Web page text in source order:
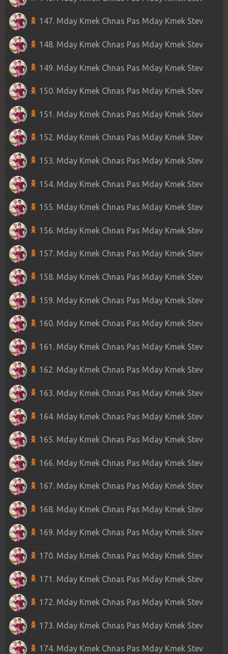
147. Mday Kmek Chnas Pas Mday Kmek Stev
148. Mday Kmek Chnas Pas Mday Kmek Stev
149. Mday Kmek Chnas Pas Mday Kmek Stev
150. Mday Kmek Chnas Pas Mday Kmek Stev
151. Mday Kmek Chnas Pas Mday Kmek Stev
152. Mday Kmek Chnas Pas Mday Kmek Stev
153. Mday Kmek Chnas Pas Mday Kmek Stev
154. Mday Kmek Chnas Pas Mday Kmek Stev
155. Mday Kmek Chnas Pas Mday Kmek Stev
156. Mday Kmek Chnas Pas Mday Kmek Stev
157. Mday Kmek Chnas Pas Mday Kmek Stev
158. Mday Kmek Chnas Pas Mday Kmek Stev
159. Mday Kmek Chnas Pas Mday Kmek Stev
160. Mday Kmek Chnas Pas Mday Kmek Stev
161. Mday Kmek Chnas Pas Mday Kmek Stev
162. Mday Kmek Chnas Pas Mday Kmek Stev
163. Mday Kmek Chnas Pas Mday Kmek Stev
164. Mday Kmek Chnas Pas Mday Kmek Stev
165. Mday Kmek Chnas Pas Mday Kmek Stev
166. Mday Kmek Chnas Pas Mday Kmek Stev
167. Mday Kmek Chnas Pas Mday Kmek Stev
168. Mday Kmek Chnas Pas Mday Kmek Stev
169. Mday Kmek Chnas Pas Mday Kmek Stev
170. Mday Kmek Chnas Pas Mday Kmek Stev
171. Mday Kmek Chnas Pas Mday Kmek Stev
172. Mday Kmek Chnas Pas Mday Kmek Stev
173. Mday Kmek Chnas Pas Mday Kmek Stev
174. Mday Kmek Chnas Pas Mday Kmek Stev